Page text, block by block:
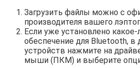
Загрузить файлы можно с
производителя вашего
Если уже установлено
обеспечение для Bluetooth, в
устройств нажмите на
мыши (ПКМ) и выберите